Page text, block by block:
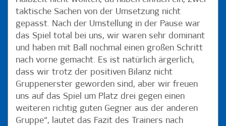
taktische Sachen von der Umsetzung nicht
gepasst. Nach der Umstellung in der Pause war
das Spiel total bei uns, wir waren sehr dominant
und haben mit Ball nochmal einen großen Schritt
nach vorne gemacht. Es ist natürlich ärgerlich,
dass wir trotz der positiven Bilanz nicht
Gruppenerster geworden sind, aber wir freuen
uns auf das Spiel um Platz drei gegen einen
weiteren richtig guten Gegner aus der anderen
Gruppe“, lautet das Fazit des Trainers nach